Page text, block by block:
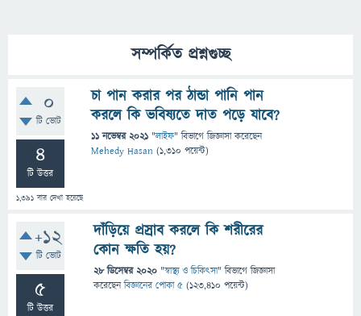
সম্পর্কিত প্রশ্নগুচ্ছ
0
টি ভোট
4
টি উত্তর
1,391 বার দেখা হয়েছে
চা পান করার পর ঠান্ডা পানি পান
করলে কি ভবিষ্যতে দাত পড়ে যাবে?
11 নভেম্বর 2021 "লাইফ" বিভাগে জিজ্ঞাসাকরেছেন
Mehedy Hasan (1,310 পয়েন্ট)
+12
টি ভোট
5
টি উত্তর
দাঁড়িয়ে প্রস্রাব করলে কি শরীরের
কোন ক্ষতি হয়?
28 ডিসেম্বর 2020 "স্বাস্থ্য ও চিকিৎসা" বিভাগে জিজ্ঞাসা
করেছেনবিজ্ঞানের পোকা ৫ (123,410 পয়েন্ট)